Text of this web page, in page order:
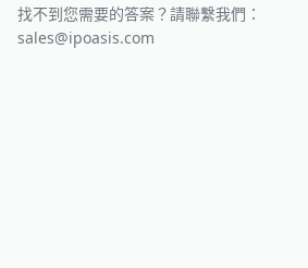
找不到您需要的答案？請聯繫我們：
sales@ipoasis.com